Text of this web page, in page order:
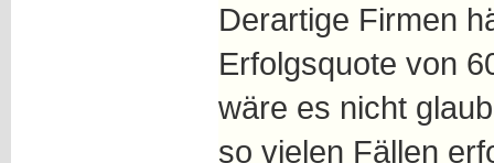
Derartige Firmen
Erfolgsquote von
wäre es nicht
so vielen Fällen